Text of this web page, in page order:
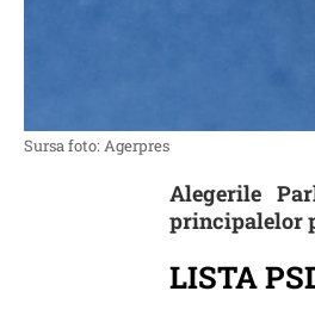
Sursa foto: Agerpres
Alegerile
principalelor
LISTA